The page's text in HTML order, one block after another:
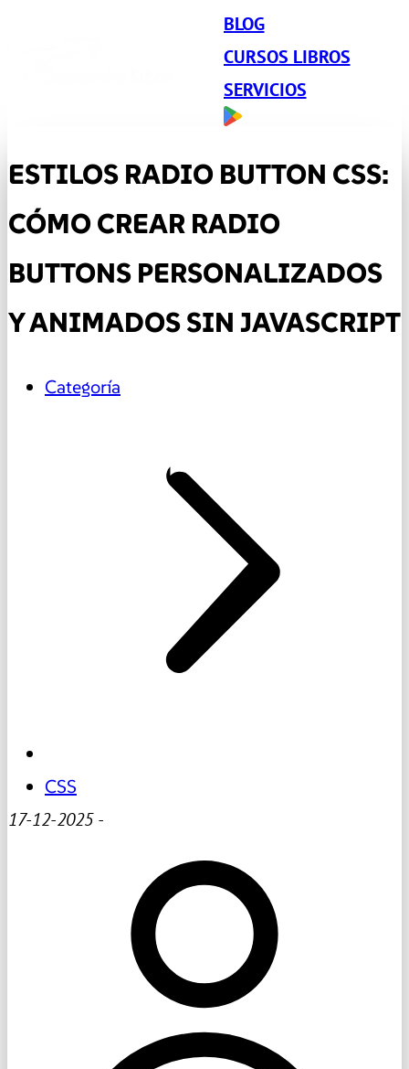
BLOG
CURSOS LIBROS
SERVICIOS
ESTILOS RADIO BUTTON CSS:
CÓMO CREAR RADIO
BUTTONS PERSONALIZADOS
Y ANIMADOS SIN JAVASCRIPT
Categoría
CSS
17-12-2025-